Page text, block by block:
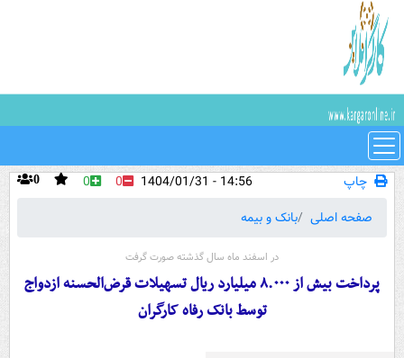
چاپ 0 0 0
14:56 - 1404/01/31
صفحه اصلی
بانک و بیمه
در اسفند ماه سال گذشته صورت گرفت
پرداخت بیش از ۸.۰۰۰ میلیارد ریال تسهیلات قرض‌الحسنه ازدواج
توسط بانک رفاه کارگران